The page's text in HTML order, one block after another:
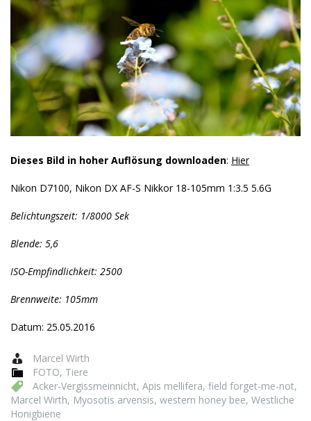
Dieses Bild in hoher Auflösung downloaden: Hier
Nikon D7100, Nikon DX AF-S Nikkor 18-105mm 1:3.5 5.6G
Belichtungszeit: 1/8000 Sek
Blende: 5,6
ISO-Empfindlichkeit: 2500
Brennweite: 105mm
Datum: 25.05.2016
Marcel Wirth
FOTO, Tiere
Acker-Vergissmeinnicht, Apis mellifera, field forget-me-not,
Marcel Wirth, Myosotis arvensis, western honey bee, Westliche
Honigbiene